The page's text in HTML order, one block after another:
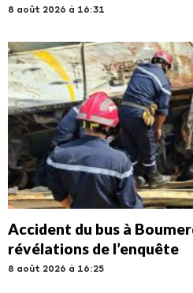
8 août 2026 à 16:31
Accident du bus à
révélations de l’enquête
8 août 2026 à 16:25